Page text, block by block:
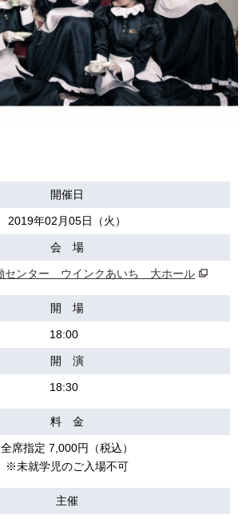
開催日
2019年02月05日（火）
会 場
センター ウインクあいち 大ホール
開 場
18:00
開 演
18:30
料 金
全席指定 7,000円（税込）
※未就学児のご入場不可
主催